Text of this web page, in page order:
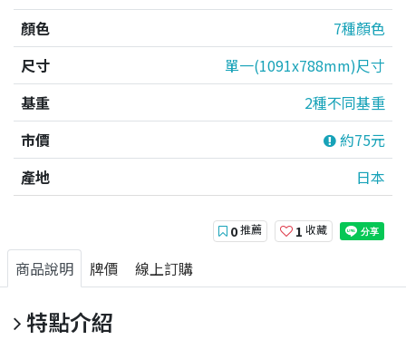
顏色
7種顏色
尺寸
單一(1091x788mm)尺寸
基重
2種不同基重
市價
約75元
產地
日本
0推薦 1 收藏
商品說明 牌價 線上訂購
特點介紹